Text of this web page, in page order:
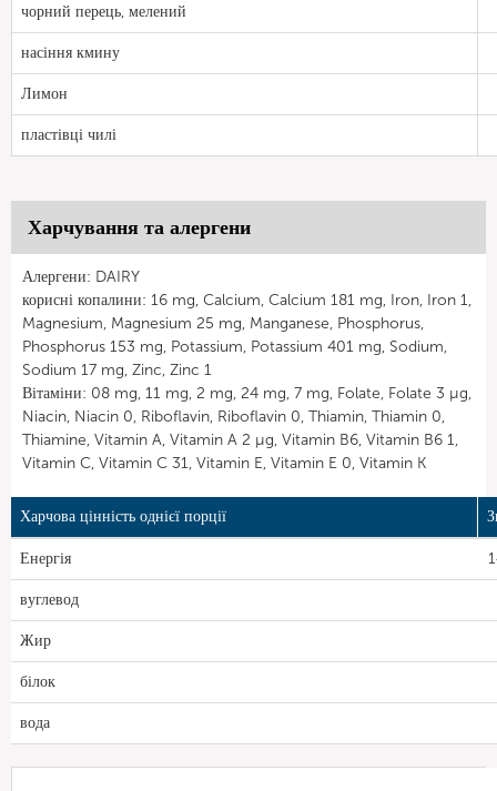
чорний перець, мелений
насіння кмину
Лимон
пластівці чилі
Харчування та алергени
Алергени: DAIRY
корисні копалини: 16 mg, Calcium, Calcium 181 mg, Iron, Iron 1,
Magnesium, Magnesium 25 mg, Manganese, Phosphorus,
Phosphorus 153 mg, Potassium, Potassium 401 mg, Sodium,
Sodium 17 mg, Zinc, Zinc 1
Вітаміни: 08 mg, 11 mg, 2 mg, 24 mg, 7 mg, Folate, Folate 3 µg,
Niacin, Niacin 0, Riboflavin, Riboflavin 0, Thiamin, Thiamin 0,
Thiamine, Vitamin A, Vitamin A 2 µg, Vitamin B6, Vitamin B6 1,
Vitamin C, Vitamin C 31, Vitamin E, Vitamin E 0, Vitamin K
Харчова цінність однієї порції
Енергія
вуглевод
Жир
білок
вода